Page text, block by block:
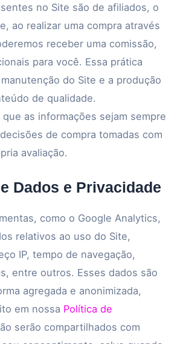
no Site são de afiliados, o
ao realizar uma compra através
receber uma comissão,
para você. Essa prática
do Site e a produção
de qualidade.
que as informações sejam sempre
de compra tomadas com
avaliação.
Dados e Privacidade
como o Google Analytics,
relativos ao uso do Site,
IP, tempo de navegação,
entre outros. Esses dados são
agregada e anonimizada,
em nossa Política de
serão compartilhados com